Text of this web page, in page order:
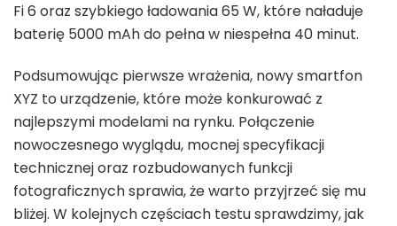
Fi 6 oraz szybkiego ładowania 65 W, które naładuje
baterię 5000 mAh do pełna w niespełna 40 minut.
Podsumowując pierwsze wrażenia, nowy smartfon
XYZ to urządzenie, które może konkurować z
najlepszymi modelami na rynku. Połączenie
nowoczesnego wyglądu, mocnej specyfikacji
technicznej oraz rozbudowanych funkcji
fotograficznych sprawia, że warto przyjrzeć się mu
bliżej. W kolejnych częściach testu sprawdzimy, jak